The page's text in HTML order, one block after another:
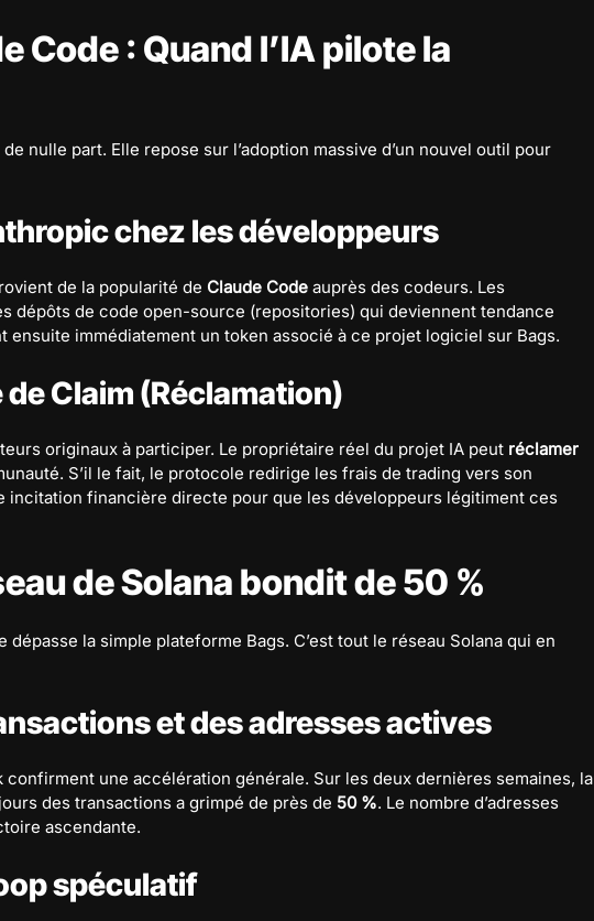
Code : Quand l’IA pilote la
nulle part. Elle repose sur l’adoption massive d’un nouvel outil pour
chez les développeurs
de la popularité de Claude Code auprès des codeurs. Les
dépôts de code open-source (repositories) qui deviennent tendance
ensuite immédiatement un token associé à ce projet logiciel sur Bags.
Claim (Réclamation)
originaux à participer. Le propriétaire réel du projet IA peut réclamer
S’il le fait, le protocole redirige les frais de trading vers son
incitation financière directe pour que les développeurs légitiment ces
de Solana bondit de 50 %
dépasse la simple plateforme Bags. C’est tout le réseau Solana qui en
et des adresses actives
confirment une accélération générale. Sur les deux dernières semaines, la
des transactions a grimpé de près de 50 %. Le nombre d’adresses
ascendante.
spéculatif